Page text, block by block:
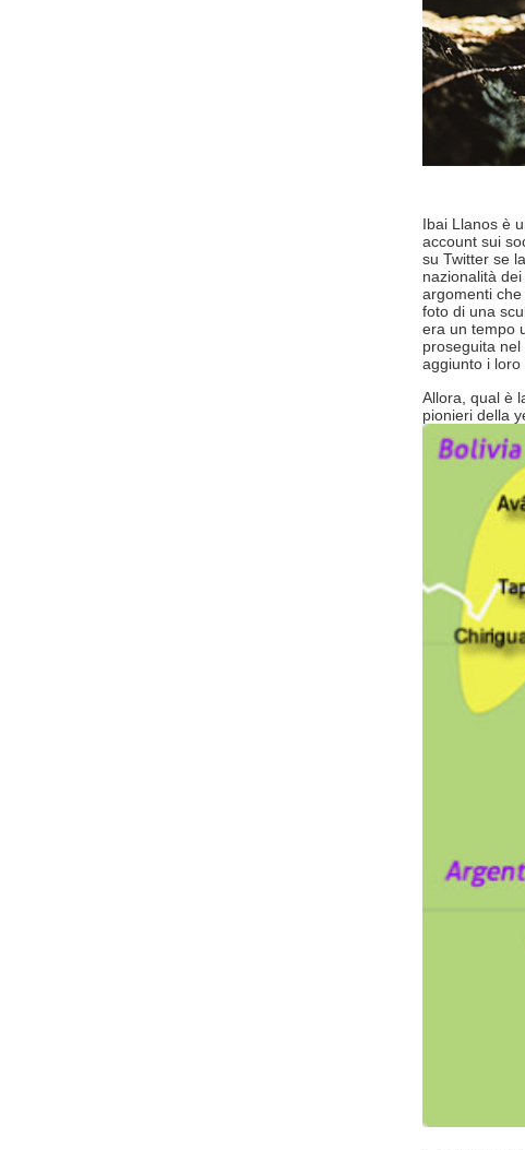
Ibai Llanos è
account sui
su Twitter se
nazionalità
argomenti
foto di una
era un tempo
proseguita
aggiunto i loro
Allora, qual è
pionieri della